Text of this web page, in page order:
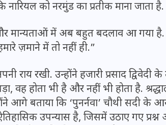
नारियल को नरमुंड का प्रतीक माना जाता है.
मान्यताओं में अब बहुत बदलाव आ गया है.
ज़माने में तो नहीं ही.”
रखी. उन्होंने हजारी प्रसाद द्विवेदी के
वह होता भी है और नहीं भी होता है.
आगे बताया कि ‘पुनर्नवा’ चौथी सदी के
उपन्यास है, जिसमें उठाए गए प्रश्न
भारत में स्टारलिंक
स्पेक्ट्रम की कीमत
आया बड़ा अपडेट